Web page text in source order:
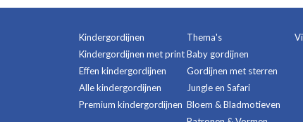
Kindergordijnen
Kindergordijnen met print
Effen kindergordijnen
Alle kindergordijnen
Premium kindergordijnen
Thema's
Baby gordijnen
Gordijnen met sterren
Jungle en Safari
Bloem & Bladmotieven